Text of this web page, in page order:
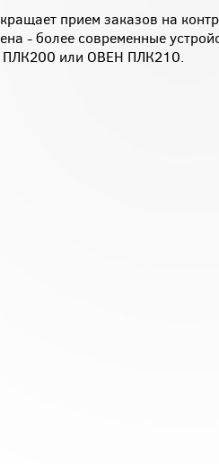
прием заказов на
- более современные
ПЛК200 или ОВЕН ПЛК210.